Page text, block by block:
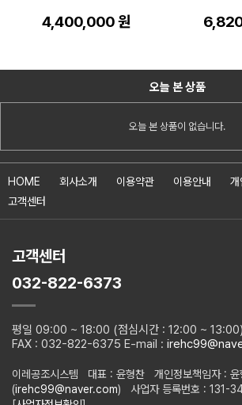
4,400,000 원
오늘 본 상품
오늘 본 상품이 없습니다.
HOME 회사소개 이용약관 이용안내
개
고객센터
고객센터
032-822-6373
평일 09:00 ~ 18:00 (점심시간 : 12:00 ~ 13:00)
FAX : 032-822-6375 E-mail :
이레공조시스템 대표 : 윤형찬 개인정보책임자 : 윤
(irehc99@naver.com) 사업자 등록번호 : 131-